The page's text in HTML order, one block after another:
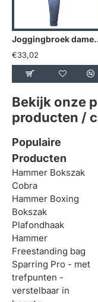
Joggingbroek
€33,02
Bekijk onze
producten /
Populaire
Producten
Hammer Bokszak
Cobra
Hammer Boxing
Bokszak
Plafondhaak
Hammer
Freestanding bag
Sparring Pro - met
trefpunten -
verstelbaar in